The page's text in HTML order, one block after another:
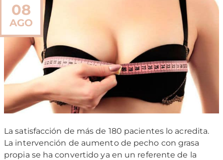
08
AGO
La satisfacción de más de 180 pacientes lo acredita.
La intervención de aumento de pecho con grasa
propia se ha convertido ya en un referente de la